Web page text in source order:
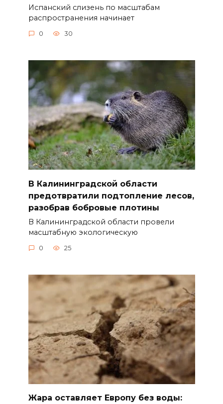
Испанский слизень по масштабам
распространения начинает
0 30
В Калининградской области
предотвратили подтопление лесов,
разобрав бобровые плотины
В Калининградской области провели
масштабную экологическую
0 25
Жара оставляет Европу без воды: